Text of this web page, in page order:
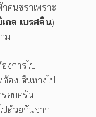
คนชราเพราะ
กล เบรสลิน)
ม
งการไป
องเดินทางไป
อบครัว
ปด้วยกันจาก